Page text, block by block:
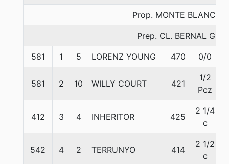
Prop. MONTE BLANCO
Prep. CL. BERNAL G.
581 1 5 LORENZ YOUNG 470 0/0
581 2 10 WILLY COURT 421
1/2
Pcz
412 3 4 INHERITOR 425
2 1/4
c
542 4 2 TERRUNYO 414
2 1/2
c